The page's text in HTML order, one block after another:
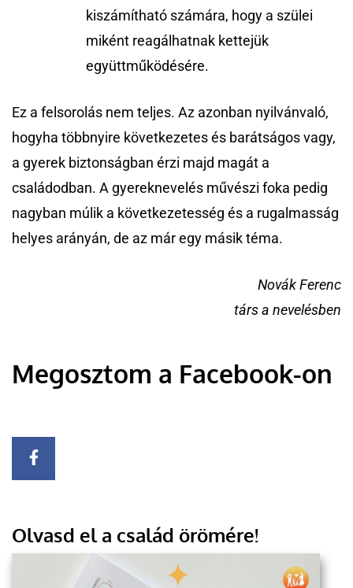
kiszámítható számára, hogy a szülei
miként reagálhatnak kettejük
együttműködésére.
Ez a felsorolás nem teljes. Az azonban nyilvánvaló,
hogyha többnyire következetes és barátságos vagy,
a gyerek biztonságban érzi majd magát a
családodban. A gyereknevelés művészi foka pedig
nagyban múlik a következetesség és a rugalmasság
helyes arányán, de az már egy másik téma.
Novák Ferenc
társ a nevelésben
Megosztom a Facebook-on
Olvasd el a család örömére!